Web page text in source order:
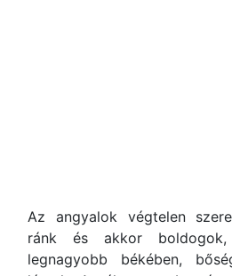
Az angyalok végtelen
ránk és akkor
legnagyobb békében,